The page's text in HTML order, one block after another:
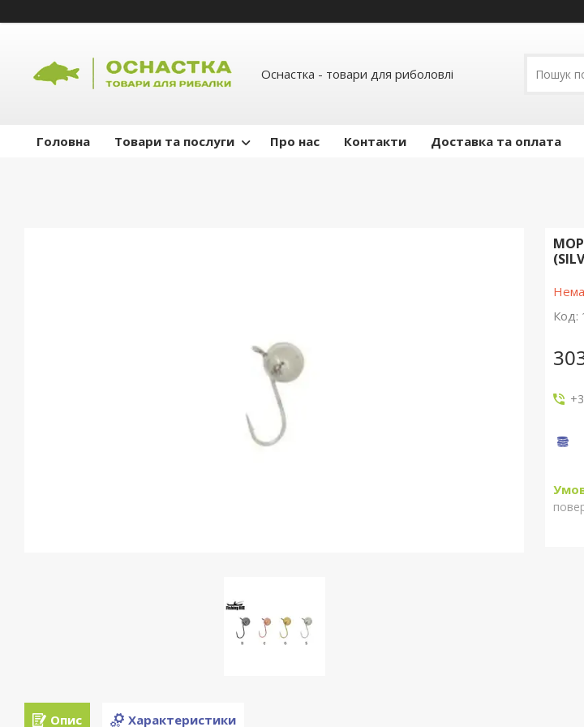
Оснастка - товари для риболовлі
Головна Товари та послуги Про нас Контакти Доставка та оплата
Код:
Опис Характеристики